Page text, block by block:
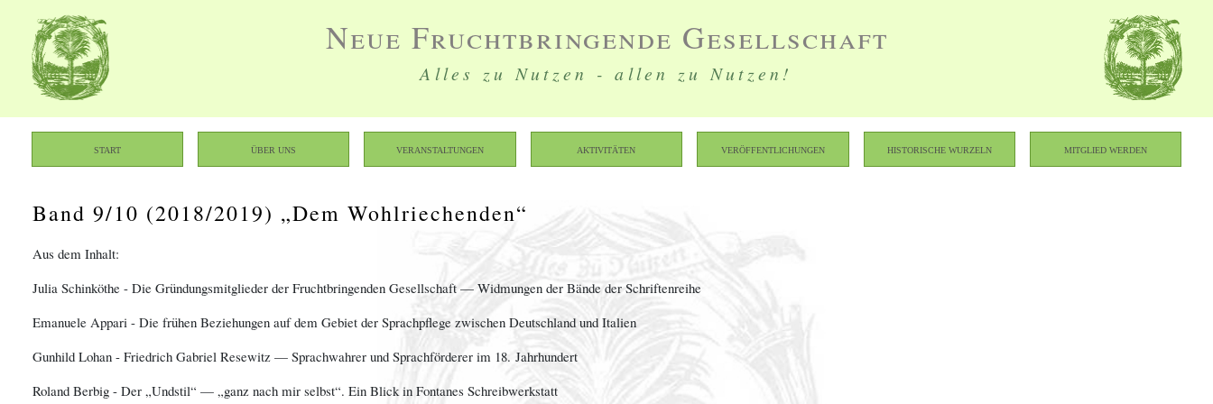
Neue Fruchtbringende Gesellschaft
Alles zu Nutzen - allen zu Nutzen!
Start Über uns Veranstaltungen Aktivitäten Veröffentlichungen Historische Wurzeln Mitglied werden
Band 9/10 (2018/2019) „Dem Wohlriechenden“
Aus dem Inhalt:
Julia Schinköthe - Die Gründungsmitglieder der Fruchtbringenden Gesellschaft — Widmungen der Bände der Schriftenreihe
Emanuele Appari - Die frühen Beziehungen auf dem Gebiet der Sprachpflege zwischen Deutschland und Italien
Gunhild Lohan - Friedrich Gabriel Resewitz — Sprachwahrer und Sprachförderer im 18. Jahrhundert
Roland Berbig - Der „Undstil“ — „ganz nach mir selbst“. Ein Blick in Fontanes Schreibwerkstatt